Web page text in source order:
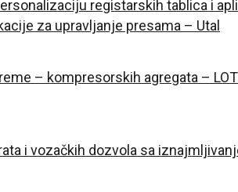
registarskih tablica i
za upravljanje presama – Utal
– kompresorskih agregata –
i vozačkih dozvola sa